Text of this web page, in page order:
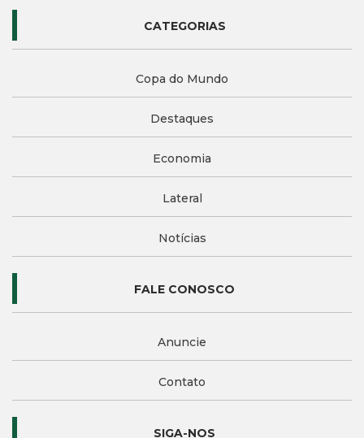
CATEGORIAS
Copa do Mundo
Destaques
Economia
Lateral
Notícias
FALE CONOSCO
Anuncie
Contato
SIGA-NOS